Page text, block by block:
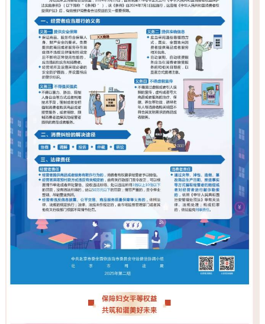
政务服务
个人服务 法人服务 部门服务
便民服务 利企服务 投资项目
中介服务 阳光政务
政民互动
12345网上接诉即办
参与调查 在线访谈 图说互动
走进北京
十六区概览 人文北京
图说北京